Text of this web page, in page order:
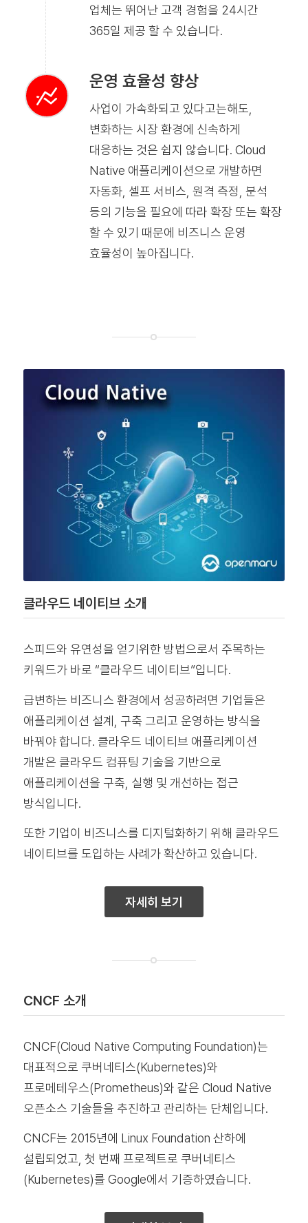
업체는 뛰어난 고객 경험을 24시간
365일 제공 할 수 있습니다.
운영 효율성 향상
사업이 가속화되고 있다고는해도,
변화하는 시장 환경에 신속하게
대응하는 것은 쉽지 않습니다. Cloud
Native 애플리케이션으로 개발하면
자동화, 셀프 서비스, 원격 측정, 분석
등의 기능을 필요에 따라 확장 또는 확장
할 수 있기 때문에 비즈니스 운영
효율성이 높아집니다.
클라우드 네이티브 소개
스피드와 유연성을 얻기위한 방법으로서 주목하는
키워드가 바로 “클라우드 네이티브”입니다.
급변하는 비즈니스 환경에서 성공하려면 기업들은
애플리케이션 설계, 구축 그리고 운영하는 방식을
바꿔야 합니다. 클라우드 네이티브 애플리케이션
개발은 클라우드 컴퓨팅 기술을 기반으로
애플리케이션을 구축, 실행 및 개선하는 접근
방식입니다.
또한 기업이 비즈니스를 디지털화하기 위해 클라우드
네이티브를 도입하는 사례가 확산하고 있습니다.
자세히 보기
CNCF 소개
CNCF(Cloud Native Computing Foundation)는
대표적으로 쿠버네티스(Kubernetes)와
프로메테우스(Prometheus)와 같은 Cloud Native
오픈소스 기술들을 추진하고 관리하는 단체입니다.
CNCF는 2015년에 Linux Foundation 산하에
설립되었고, 첫 번째 프로젝트로 쿠버네티스
(Kubernetes)를 Google에서 기증하였습니다.